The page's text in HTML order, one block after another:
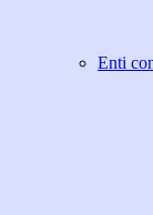
Enti